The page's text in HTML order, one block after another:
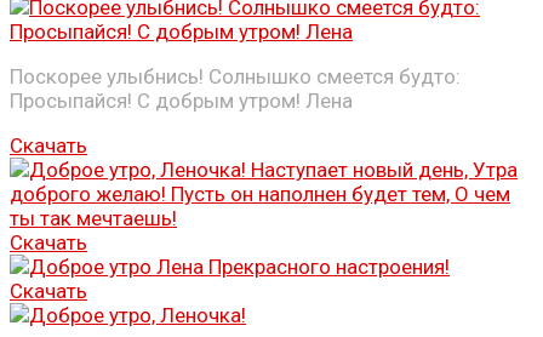
Поскорее улыбнись! Солнышко смеется будто:
Просыпайся! С добрым утром! Лена
Скачать
Скачать
Скачать